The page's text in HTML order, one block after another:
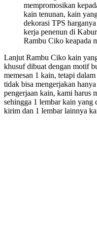
mempromosikan
kain tenunan, kain
dekorasi TPS
kerja penenun di
Rambu Ciko keapada
Lanjut Rambu Ciko kain
khusuf dibuat dengan motif
memesan 1 kain, tetapi
tidak bisa mengerjakan
pengerjaan kain, kami harus
sehingga 1 lembar kain yang
kirim dan 1 lembar lainnya